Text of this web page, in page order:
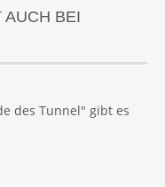
AUCH BEI
des Tunnel" gibt es